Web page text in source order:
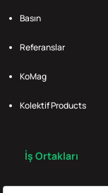
Basın
Referanslar
KoMag
Kolektif Products
İş Ortakları